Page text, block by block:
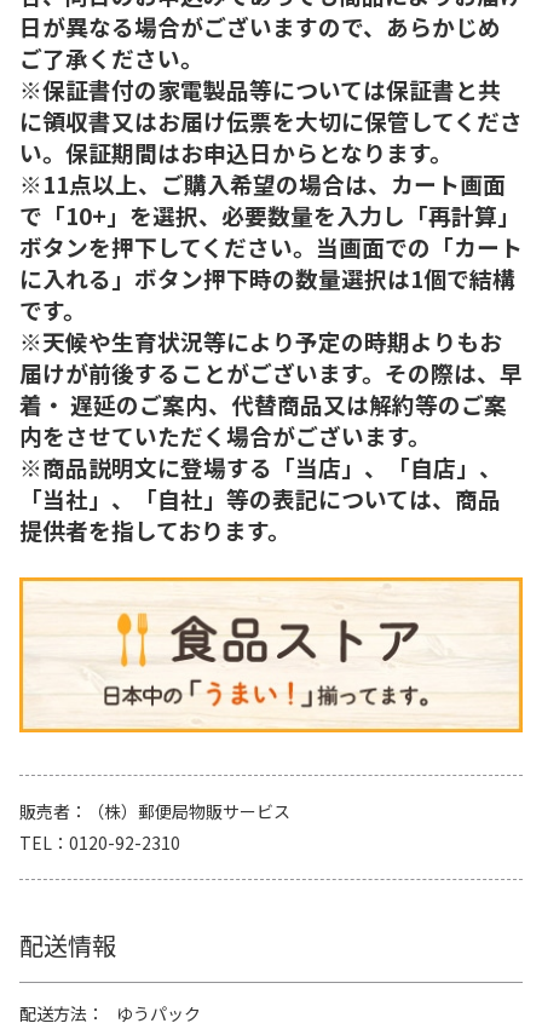
日が異なる場合がございますので、あらかじめ
ご了承ください。
※保証書付の家電製品等については保証書と共
に領収書又はお届け伝票を大切に保管してくださ
い。保証期間はお申込日からとなります。
※11点以上、ご購入希望の場合は、カート画面
で「10+」を選択、必要数量を入力し「再計算」
ボタンを押下してください。当画面での「カート
に入れる」ボタン押下時の数量選択は1個で結構
です。
※天候や生育状況等により予定の時期よりもお
届けが前後することがございます。その際は、早
着・ 遅延のご案内、代替商品又は解約等のご案
内をさせていただく場合がございます。
※商品説明文に登場する「当店」、「自店」、
「当社」、「自社」等の表記については、商品
提供者を指しております。
販売者
（株）郵便局物販サービス
TEL
0120-92-2310
配送情報
配送方法
ゆうパック